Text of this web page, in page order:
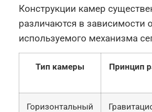
Конструкции камер
различаются в зависимости
используемого механизма
Тип камеры Принцип
Горизонтальный